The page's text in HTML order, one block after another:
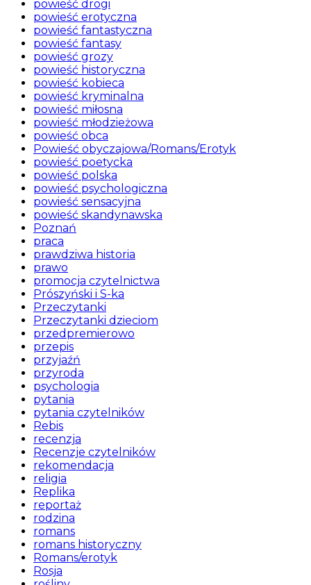
powieść drogi
powieść erotyczna
powieść fantastyczna
powieść fantasy
powieść grozy
powieść historyczna
powieść kobieca
powieść kryminalna
powieść miłosna
powieść młodzieżowa
powieść obca
Powieść obyczajowa/Romans/Erotyk
powieść poetycka
powieść polska
powieść psychologiczna
powieść sensacyjna
powieść skandynawska
Poznań
praca
prawdziwa historia
prawo
promocja czytelnictwa
Prószyński i S-ka
Przeczytanki
Przeczytanki dzieciom
przedpremierowo
przepis
przyjaźń
przyroda
psychologia
pytania
pytania czytelników
Rebis
recenzja
Recenzje czytelników
rekomendacja
religia
Replika
reportaż
rodzina
romans
romans historyczny
Romans/erotyk
Rosja